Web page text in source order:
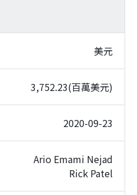
美元
3,752.23(百萬美元)
2020-09-23
Ario Emami Nejad
Rick Patel